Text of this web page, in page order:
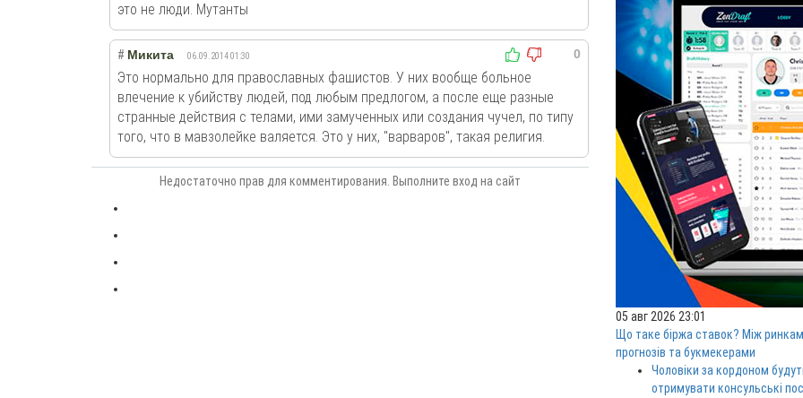
это не люди. Мутанты
0
# Микита 06.09.2014 01:30
Это нормально для православных фашистов. У них вообще больное
влечение к убийству людей, под любым предлогом, а после еще разные
странные действия с телами, ими замученных или создания чучел, по типу
того, что в мавзолейке валяется. Это у них, "варваров", такая религия.
Недостаточно прав для комментирования. Выполните вход на сайт
05 авг 2026 23:01
Що таке біржа ставок? Між
прогнозів та букмекерами
Чоловіки за кордоном
отримувати консульські